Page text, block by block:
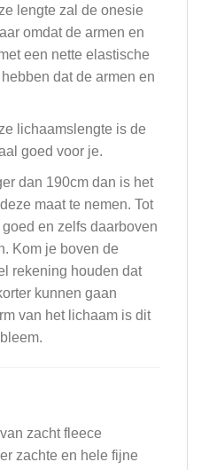
lengte zal de onesie
omdat de armen en
een nette elastische
dat de armen en
lichaamslengte is de
goed voor je.
dan 190cm dan is het
maat te nemen. Tot
en zelfs daarboven
Kom je boven de
rekening houden dat
kunnen gaan
van het lichaam is dit
zacht fleece
zachte en hele fijne